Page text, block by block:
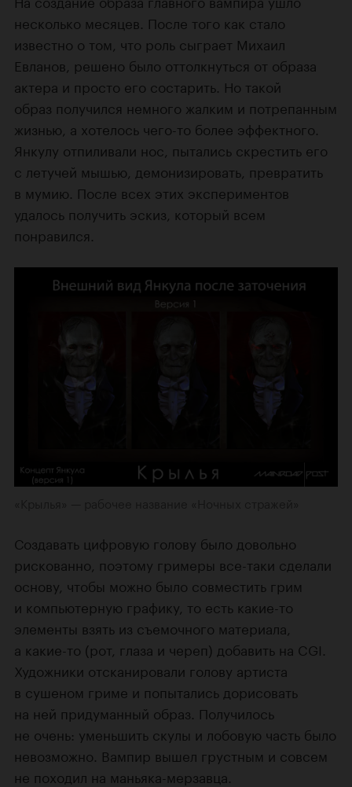
несколько месяцев. После того как стало
известно о том, что роль сыграет Михаил
Евланов, решено было оттолкнуться от образа
актера и просто его состарить. Но такой
образ получился немного жалким и потрепанным
жизнью, а хотелось чего-то более эффектного.
Янкулу отпиливали нос, пытались скрестить его
с летучей мышью, демонизировать, превратить
в мумию. После всех этих экспериментов
удалось получить эскиз, который всем
понравился.
Создавать цифровую голову было довольно
рискованно, поэтому гримеры все-таки сделали
основу, чтобы можно было совместить грим
и компьютерную графику, то есть какие-то
элементы взять из съемочного материала,
а какие-то (рот, глаза и череп) добавить на CGI.
Художники отсканировали голову артиста
в сушеном гриме и попытались дорисовать
на ней придуманный образ. Получилось
не очень: уменьшить скулы и лобовую часть было
невозможно. Вампир вышел грустным и совсем
не походил на маньяка-мерзавца.